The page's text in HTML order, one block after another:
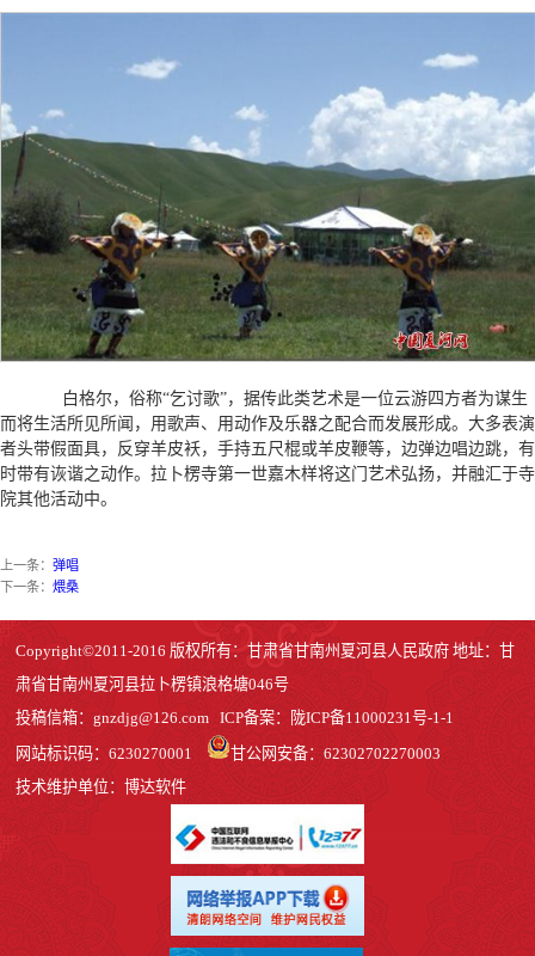
白格尔，俗称“乞讨歌”，据传此类艺术是一位云游四方者为谋生
而将生活所见所闻，用歌声、用动作及乐器之配合而发展形成。大多表演
者头带假面具，反穿羊皮袄，手持五尺棍或羊皮鞭等，边弹边唱边跳，有
时带有诙谐之动作。拉卜楞寺第一世嘉木样将这门艺术弘扬，并融汇于寺
院其他活动中。
上一条： 弹唱
下一条： 煨桑
Copyright©2011-2016 版权所有：甘肃省甘南州夏河县人民政府 地址：甘
肃省甘南州夏河县拉卜楞镇浪格塘046号
投稿信箱：gnzdjg@126.com ICP备案： 陇ICP备11000231号-1-1
网站标识码：6230270001
甘公网安备：62302702270003
技术维护单位：博达软件